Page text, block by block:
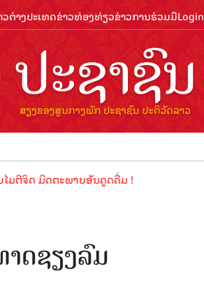
ວຕ່າງປະເທດຂ່າວທ່ອງທ່ຽວຂ່າວການຮ່ວມມືLogin
ດຕະພາບອັນດູດດື່ມ !
ດຊຽງລົມ